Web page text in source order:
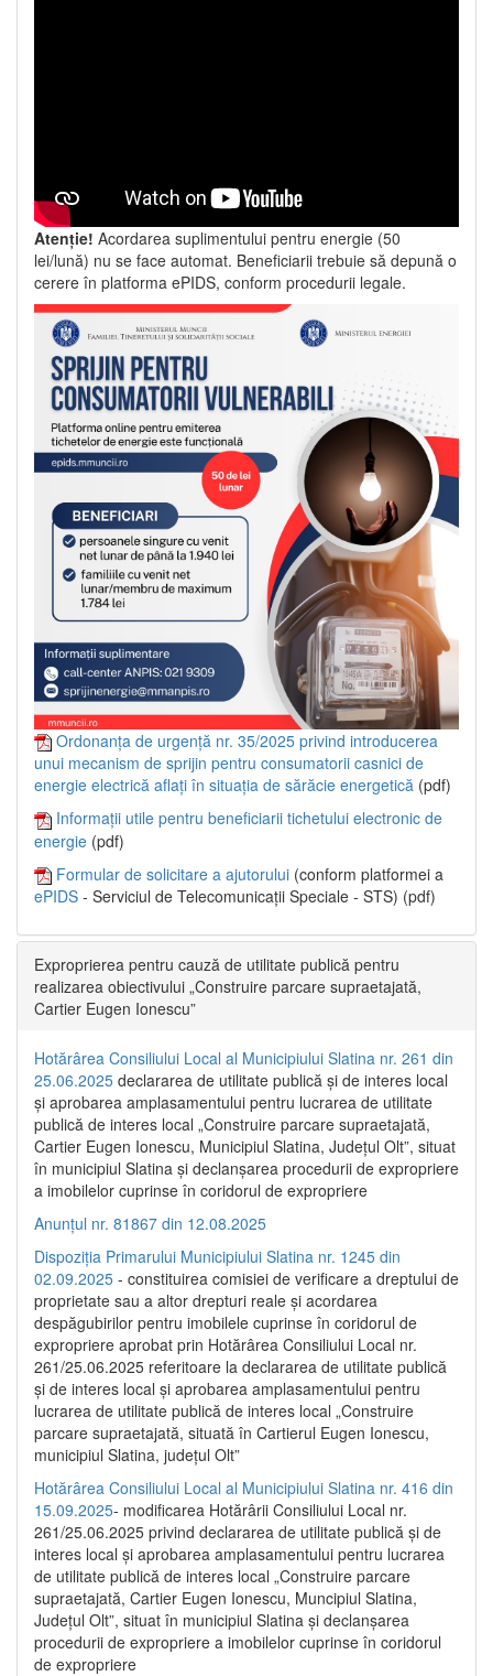
Atenție! Acordarea suplimentului pentru energie (50
lei/lună) nu se face automat. Beneficiarii trebuie să depună o
cerere în platforma ePIDS, conform procedurii legale.
Ordonanța de urgență nr. 35/2025 privind introducerea
unui mecanism de sprijin pentru consumatorii casnici de
energie electrică aflați în situația de sărăcie energetică (pdf)
Informații utile pentru beneficiarii tichetului electronic de
energie (pdf)
Formular de solicitare a ajutorului (conform platformei a
ePIDS - Serviciul de Telecomunicații Speciale - STS) (pdf)
Exproprierea pentru cauză de utilitate publică pentru
realizarea obiectivului „Construire parcare supraetajată,
Cartier Eugen Ionescu”
Hotărârea Consiliului Local al Municipiului Slatina nr. 261 din
25.06.2025 declararea de utilitate publică și de interes local
și aprobarea amplasamentului pentru lucrarea de utilitate
publică de interes local „Construire parcare supraetajată,
Cartier Eugen Ionescu, Municipiul Slatina, Județul Olt”, situat
în municipiul Slatina și declanșarea procedurii de expropriere
a imobilelor cuprinse în coridorul de expropriere
Anunțul nr. 81867 din 12.08.2025
Dispoziția Primarului Municipiului Slatina nr. 1245 din
02.09.2025 - constituirea comisiei de verificare a dreptului de
proprietate sau a altor drepturi reale și acordarea
despăgubirilor pentru imobilele cuprinse în coridorul de
expropriere aprobat prin Hotărârea Consiliului Local nr.
261/25.06.2025 referitoare la declararea de utilitate publică
și de interes local și aprobarea amplasamentului pentru
lucrarea de utilitate publică de interes local „Construire
parcare supraetajată, situată în Cartierul Eugen Ionescu,
municipiul Slatina, județul Olt”
Hotărârea Consiliului Local al Municipiului Slatina nr. 416 din
15.09.2025- modificarea Hotărârii Consiliului Local nr.
261/25.06.2025 privind declararea de utilitate publică și de
interes local și aprobarea amplasamentului pentru lucrarea
de utilitate publică de interes local „Construire parcare
supraetajată, Cartier Eugen Ionescu, Muncipiul Slatina,
Județul Olt”, situat în municipiul Slatina și declanșarea
procedurii de expropriere a imobilelor cuprinse în coridorul
de expropriere